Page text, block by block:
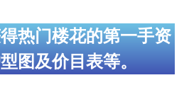
近加拿大
热门楼花的第一手资
图及价目表等。